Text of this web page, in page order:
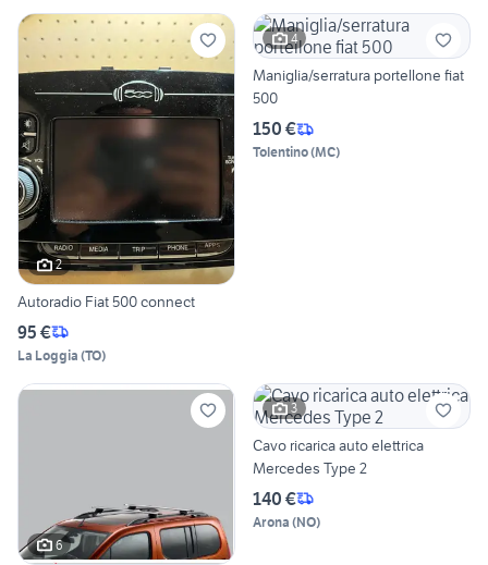
2
Autoradio Fiat 500 connect
95 €
La Loggia (TO)
4
Maniglia/serratura portellone fiat
500
150 €
Tolentino(MC)
6
3
Cavo ricarica auto elettrica
Mercedes Type 2
140 €
Arona (NO)